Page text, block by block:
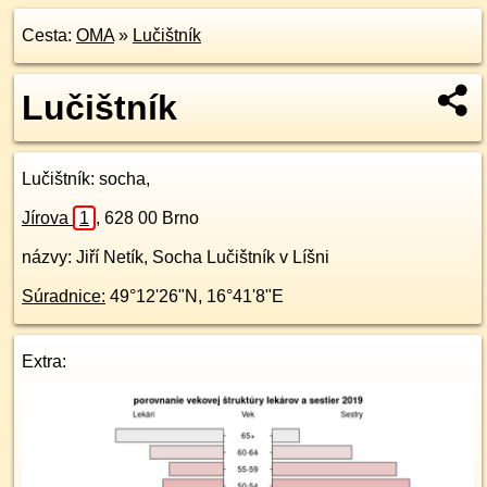
Cesta: OMA» Lučištník
Lučištník
Lučištník: socha,
Jírova 1 , 628 00 Brno
názvy: Jiří Netík, Socha Lučištník v Líšni
Súradnice: 49°12'26"N , 16°41'8"E
Extra: